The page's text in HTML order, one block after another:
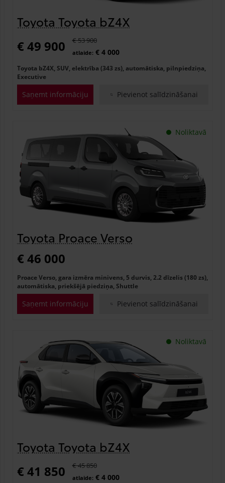
Toyota Toyota bZ4X
€ 49 900 € 53 900
atlaide: € 4 000
Toyota bZ4X, SUV, elektrība (343 zs), automātiska, pilnpiedziņa,
Executive
Saņemt informāciju Pievienot salīdzināšanai
Noliktavā
Toyota Proace Verso
€ 46 000
Proace Verso, gara izmēra minivens, 5 durvis, 2.2 dīzelis (180 zs),
automātiska, priekšējā piedziņa, Shuttle
Saņemt informāciju Pievienot salīdzināšanai
Noliktavā
Toyota Toyota bZ4X
€ 41 850 € 45 850
atlaide: € 4 000